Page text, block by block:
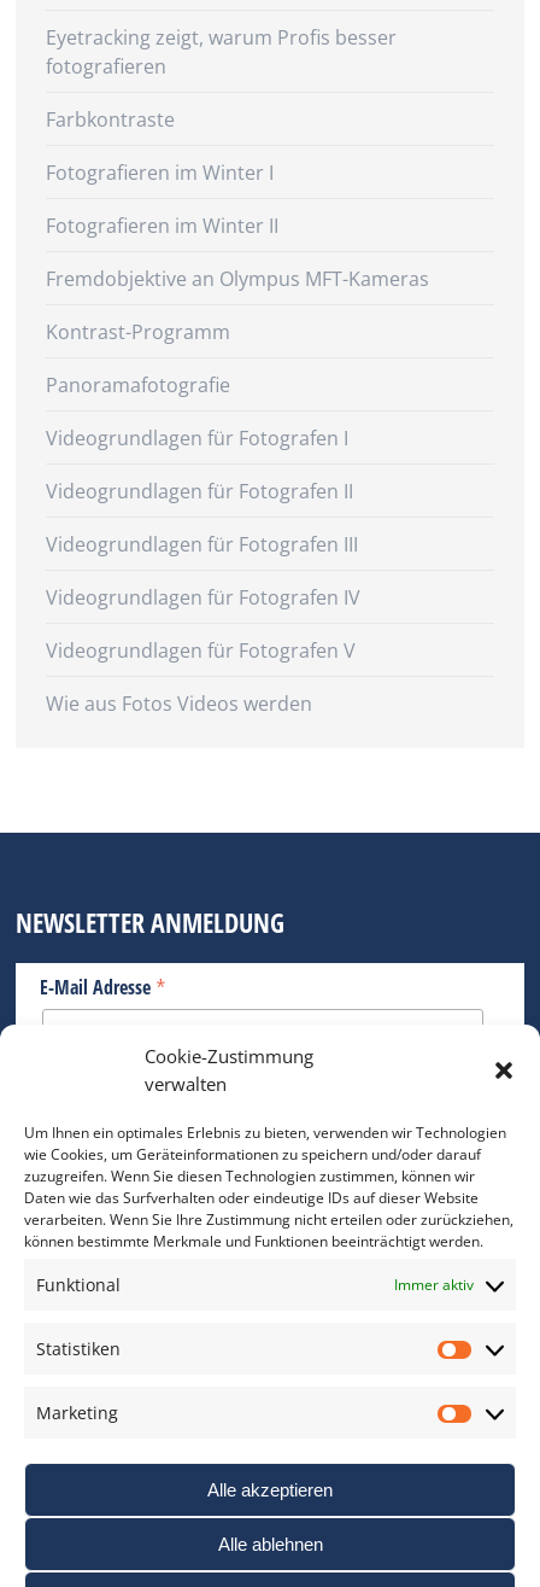
Cookie-Zustimmung
verwalten
Um Ihnen ein optimales Erlebnis zu bieten, verwenden wir Technologien
wie Cookies, um Geräteinformationen zu speichern und/oder darauf
zuzugreifen. Wenn Sie diesen Technologien zustimmen, können wir
Daten wie das Surfverhalten oder eindeutige IDs auf dieser Website
verarbeiten. Wenn Sie Ihre Zustimmung nicht erteilen oder zurückziehen,
können bestimmte Merkmale und Funktionen beeinträchtigt werden.
Funktional Immer aktiv
Statistiken
Marketing
Alle akzeptieren
Alle ablehnen
Eyetracking zeigt, warum Profis besser
fotografieren
Farbkontraste
Fotografieren im Winter I
Fotografieren im Winter II
Fremdobjektive an Olympus MFT-Kameras
Kontrast-Programm
Panoramafotografie
Videogrundlagen für Fotografen I
Videogrundlagen für Fotografen II
Videogrundlagen für Fotografen III
Videogrundlagen für Fotografen IV
Videogrundlagen für Fotografen V
Wie aus Fotos Videos werden
NEWSLETTER ANMELDUNG
E-Mail Adresse *
Bitte geben Sie Ihre E-Mail Adresse ein.
*